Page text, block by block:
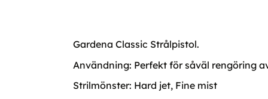
Gardena Classic Strålpistol.
Användning: Perfekt för såväl rengöring
Strilmönster: Hard jet, Fine mist